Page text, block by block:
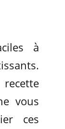
à
vous
ces